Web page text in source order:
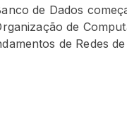
de Dados
de
de Redes